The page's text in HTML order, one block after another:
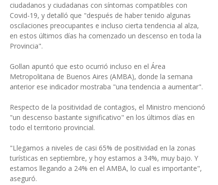
ciudadanos y ciudadanas con síntomas compatibles con
Covid-19, y detalló que "después de haber tenido algunas
oscilaciones preocupantes e incluso cierta tendencia al alza,
en estos últimos días ha comenzado un descenso en toda la
Provincia".
Gollan apuntó que esto ocurrió incluso en el Área
Metropolitana de Buenos Aires (AMBA), donde la semana
anterior ese indicador mostraba "una tendencia a aumentar".
Respecto de la positividad de contagios, el Ministro mencionó
"un descenso bastante significativo" en los últimos días en
todo el territorio provincial.
"Llegamos a niveles de casi 65% de positividad en la zonas
turísticas en septiembre, y hoy estamos a 34%, muy bajo. Y
estamos llegando a 24% en el AMBA, lo cual es importante",
aseguró.